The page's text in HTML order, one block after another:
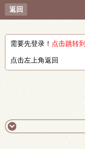
返回
需要先登录！ 点击跳转
点击左上角返回